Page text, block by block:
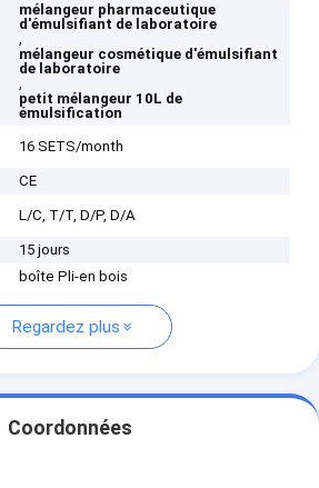
mélangeur pharmaceutique
d'émulsifiant de laboratoire
,
mélangeur cosmétique d'émulsifiant
de laboratoire
,
petit mélangeur 10L de
émulsification
16 SETS/month
CE
L/C, T/T, D/P, D/A
15 jours
boîte Pli-en bois
Regardez plus
Coordonnées